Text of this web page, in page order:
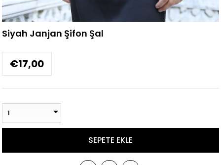
Siyah Janjan Şifon Şal
€17,00